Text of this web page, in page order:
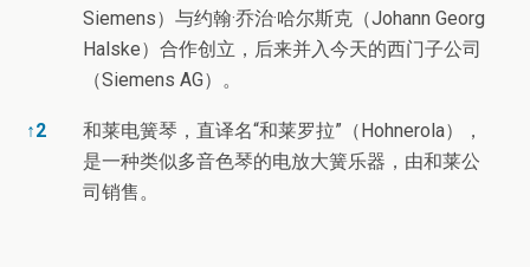
Siemens）与约翰·乔治·哈尔斯克（Johann Georg
Halske）合作创立，后来并入今天的西门子公司
（Siemens AG）。
↑2
和莱电簧琴，直译名“和莱罗拉”（Hohnerola），
是一种类似多音色琴的电放大簧乐器，由和莱公
司销售。